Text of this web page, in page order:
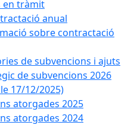
en tràmit
anual
sobre contractació
de subvencions i ajuts
de subvencions 2026
17/12/2025)
atorgades 2025
atorgades 2024